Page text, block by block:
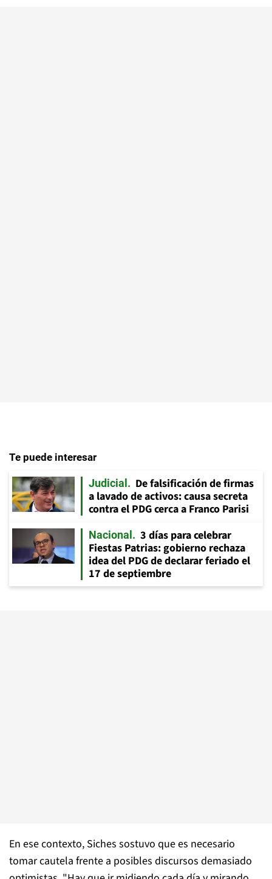
Te puede interesar
Judicial
De falsificación de firmas
a lavado de activos: causa secreta
contra el PDG cerca a Franco Parisi
Nacional
3 días para celebrar
Fiestas Patrias: gobierno rechaza
idea del PDG de declarar feriado el
17 de septiembre
En ese contexto, Siches sostuvo que es necesario
tomar cautela frente a posibles discursos demasiado